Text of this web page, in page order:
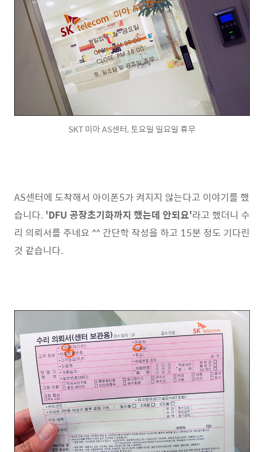
SKT 미아 AS센터, 토요일 일요일 휴무
AS센터에 도착해서 아이폰5가 켜지지 않는다고 이야기를 했
습니다. 'DFU 공장초기화까지 했는데 안되요'라고 했더니 수
리 의뢰서를 주네요 ^^ 간단학 작성을 하고 15분 정도 기다린
것 같습니다.